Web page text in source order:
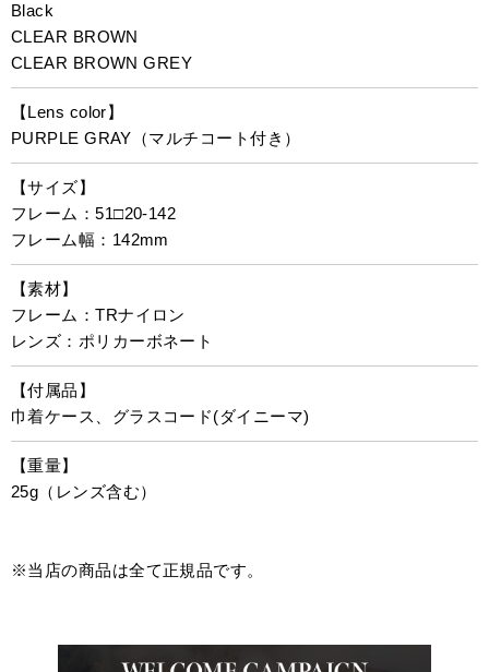
Black
CLEAR BROWN
CLEAR BROWN GREY
【Lens color】
PURPLE GRAY（マルチコート付き）
【サイズ】
フレーム：51□20-142
フレーム幅：142mm
【素材】
フレーム：TRナイロン
レンズ：ポリカーボネート
【付属品】
巾着ケース、グラスコード(ダイニーマ)
【重量】
25g（レンズ含む）
※当店の商品は全て正規品です。